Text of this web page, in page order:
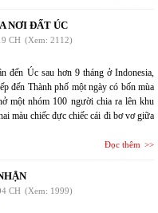
NƠI ĐẤT ÚC
CH (Xem: 2112)
đến Úc sau hơn 9 tháng ở Indonesia,
đến Thành phố một ngày có bốn mùa
một nhóm 100 người chia ra lên khu
màu chiếc đực chiếc cái đi bơ vơ giữa
Đọc thêm
CH (Xem: 1999)